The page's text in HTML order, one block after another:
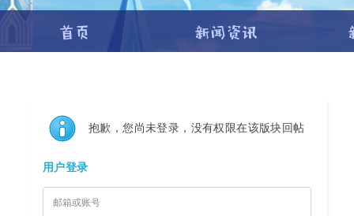
抱歉，您尚未登录，没有权限在该版块回帖
用户登录